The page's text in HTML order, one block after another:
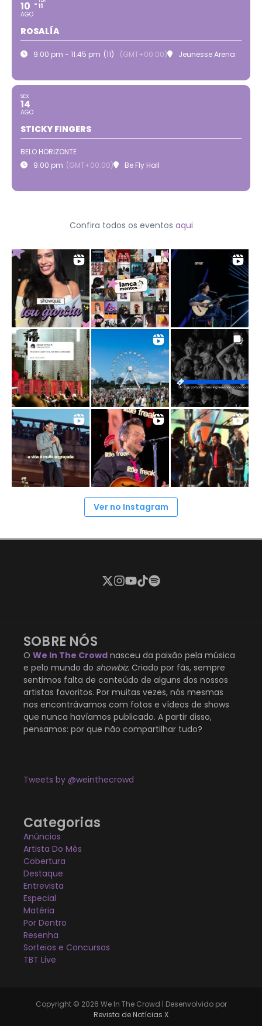
10
AGO
11
ROSALÍA
9:00 pm - 11:45 pm (11) (GMT+00:00) Jeunesse Arena
SEX
14
AGO
STICKY FINGERS
BELO HORIZONTE
9:00 pm (GMT+00:00) Be Fly Hall
Confira todos os eventos aqui
Ver no Instagram
SOBRE NÓS
O We In The Crowd nasceu da paixão pela música
e pelo mundo do showbiz. Criado por fãs, sempre
sentimos falta de conteúdo de alguns dos nossos
artistas favoritos. Por muitas vezes, nós mesmas
nos encontrávamos com fotos e vídeos de shows
que nunca havíamos publicado. A partir disso,
pensamos: por que não compartilhar tudo?
Tweets by @weinthecrowd
Categorias
Anúncios
Artista Do Mês
Cobertura
Destaque
Entrevista
Especial
Matéria
Por Dentro
Resenha
Sorteios e Concursos
TBT Live
Copyright © 2026 We In The Crowd | Desenvolvido por
Revista de Notícias X